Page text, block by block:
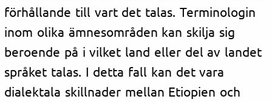
förhållande till vart det talas. Terminologin
inom olika ämnesområden kan skilja sig
beroende på i vilket land eller del av landet
språket talas. I detta fall kan det vara
dialektala skillnader mellan Etiopien och